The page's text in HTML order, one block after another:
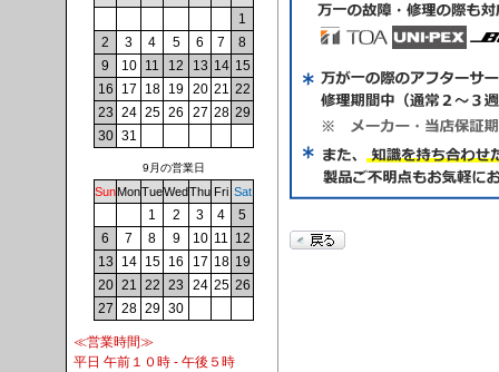
1
2
3 4 5 6 7
8
9
10 11 12 13 14 15
16
17 18 19 20 21 22
23 24 25 26 27 28 29
30 31
9月の営業日
SunMonTueWedThu Fri Sat
1 2 3 4
5
6
7 8 9 10 11 12
13
14 15 16 17 18 19
20 21 22 23 24 25 26
27 28 29 30
≪営業時間≫
平日 午前１０時 - 午後５時